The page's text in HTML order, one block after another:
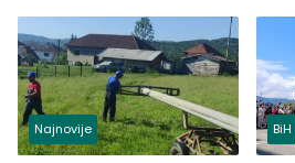
Najnovije BiH